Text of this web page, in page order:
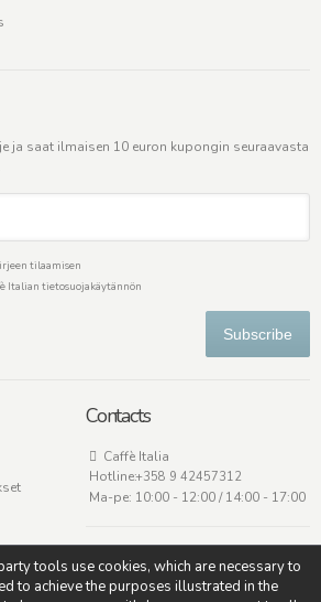
ja saat ilmaisen 10 euron kupongin seuraavasta
tilaamisen
Italian tietosuojakäytännön
Subscribe
Contacts
Caffè Italia
Hotline:+358 9 42457312
Ma-pe: 10:00 - 12:00 / 14:00 - 17:00
tools use cookies, which are necessary to
to achieve the purposes illustrated in the